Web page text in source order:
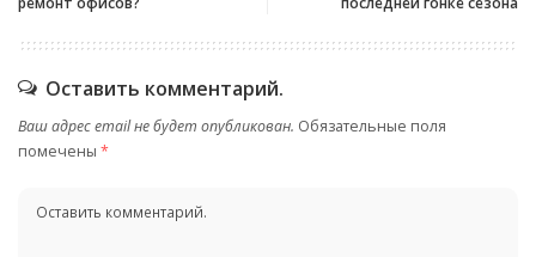
Оставить комментарий.
Ваш адрес email не будет опубликован. Обязательные поля
помечены *